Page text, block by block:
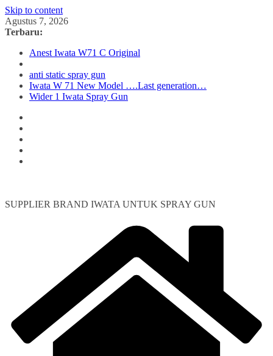
Skip to content
Agustus 7, 2026
Terbaru:
Anest Iwata W71 C Original
anti static spray gun
Iwata W 71 New Model ….Last generation…
Wider 1 Iwata Spray Gun
SUPPLIER BRAND IWATA UNTUK SPRAY GUN